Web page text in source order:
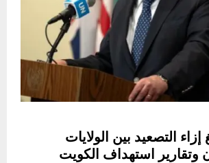
التصعيد بين الولايات
وتقارير استهداف الكويت